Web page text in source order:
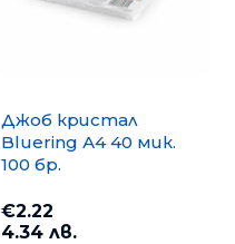
Джоб кристал
Bluering А4 40 мик.
100 бр.
€2.22
4.34 лв.